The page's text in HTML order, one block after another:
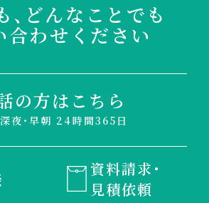
、どんなことでも
合わせください
の方はこちら
深夜・早朝 24時間365日
資料請求・
見積依頼